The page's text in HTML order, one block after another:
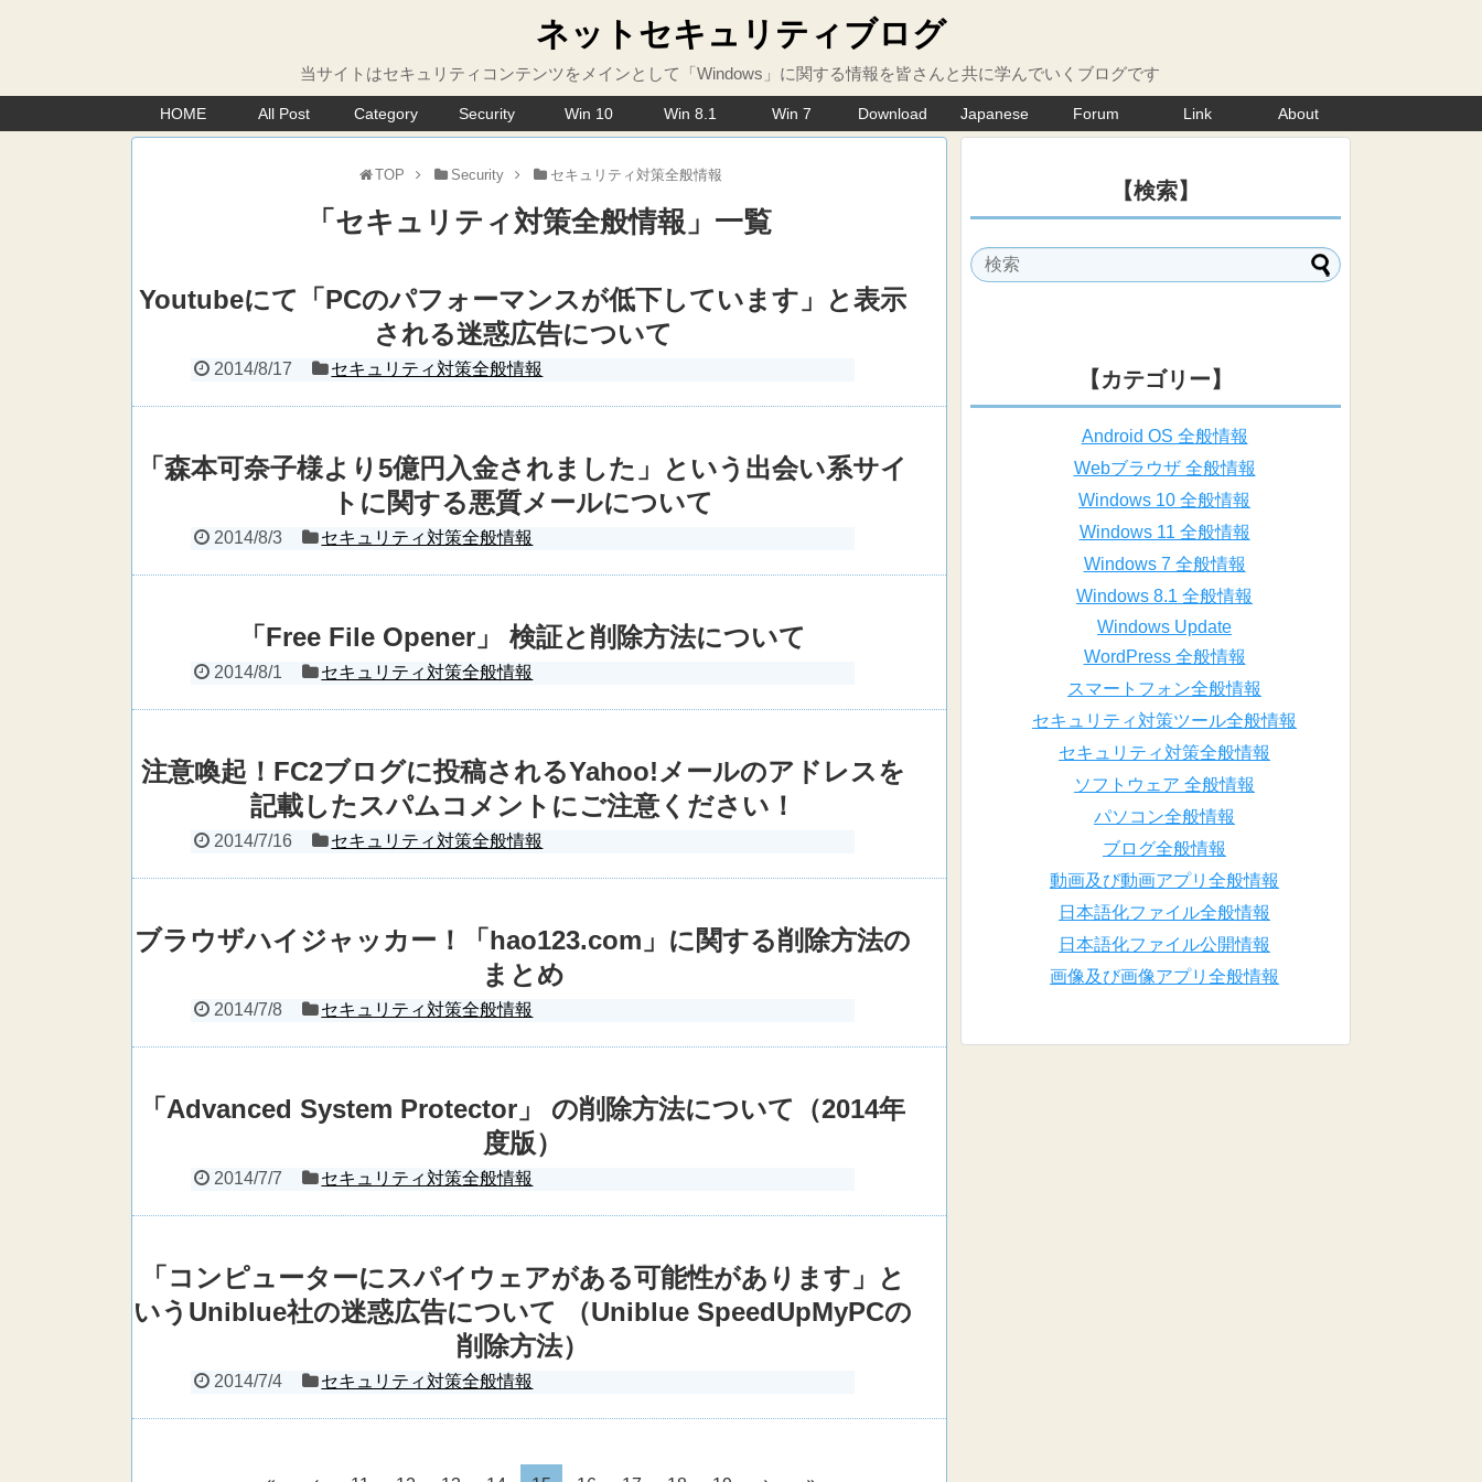
ネットセキュリティブログ
当サイトはセキュリティコンテンツをメインとして「Windows」に関する情報を皆さんと共に学んでいくブログです
HOME All Post Category Security Win 10 Win 8.1 Win 7 Download Japanese Forum Link About
TOP Security セキュリティ対策全般情報
「 セキュリティ対策全般情報 」 一覧
Youtubeにて「PCのパフォーマンスが低下しています」と表示
される迷惑広告について
2014/8/17 セキュリティ対策全般情報
「森本可奈子様より5億円入金されました」という出会い系サイ
トに関する悪質メールについて
2014/8/3 セキュリティ対策全般情報
「Free File Opener」 検証と削除方法について
2014/8/1 セキュリティ対策全般情報
注意喚起！FC2ブログに投稿されるYahoo!メールのアドレスを
記載したスパムコメントにご注意ください！
2014/7/16 セキュリティ対策全般情報
ブラウザハイジャッカー！「hao123.com」に関する削除方法の
まとめ
2014/7/8 セキュリティ対策全般情報
「Advanced System Protector」 の削除方法について（2014年
度版）
2014/7/7 セキュリティ対策全般情報
「コンピューターにスパイウェアがある可能性があります」と
いうUniblue社の迷惑広告について （Uniblue SpeedUpMyPCの
削除方法）
2014/7/4 セキュリティ対策全般情報
【検索】
【カテゴリー】
Android OS 全般情報
Webブラウザ 全般情報
Windows 10 全般情報
Windows 11 全般情報
Windows 7 全般情報
Windows 8.1 全般情報
Windows Update
WordPress 全般情報
スマートフォン全般情報
セキュリティ対策ツール全般情報
セキュリティ対策全般情報
ソフトウェア 全般情報
パソコン全般情報
ブログ全般情報
動画及び動画アプリ全般情報
日本語化ファイル全般情報
日本語化ファイル公開情報
画像及び画像アプリ全般情報